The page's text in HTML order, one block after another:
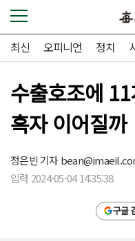
최신 오피니언 정치
수출호조에
흑자 이어질까
정은빈 기자
입력 2024-05-04 14:35:38
구글